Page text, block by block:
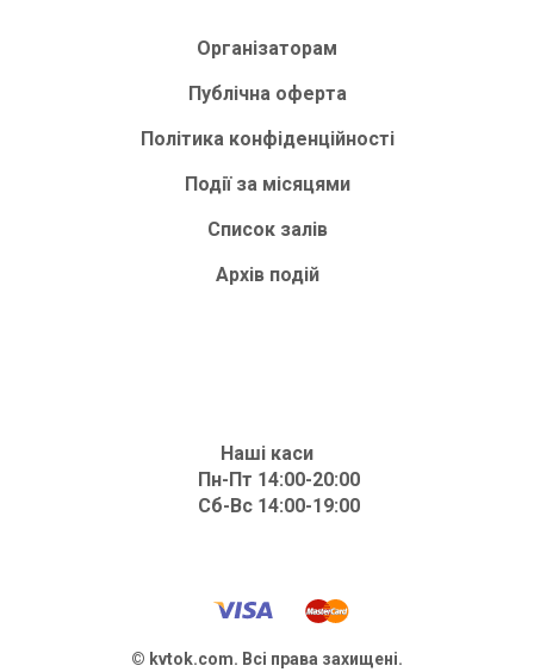
Організаторам
Публічна оферта
Політика конфіденційності
Події за місяцями
Список залів
Архів подій
Наші каси
Пн-Пт 14:00-20:00
Сб-Вс 14:00-19:00
© kvtok.com. Всі права захищені.